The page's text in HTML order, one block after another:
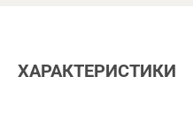
ХАРАКТЕРИСТИКИ